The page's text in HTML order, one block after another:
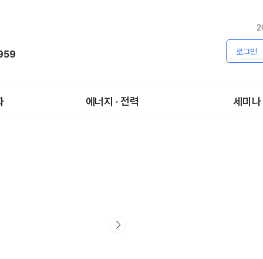
로그인
에너지 · 전력 세미나